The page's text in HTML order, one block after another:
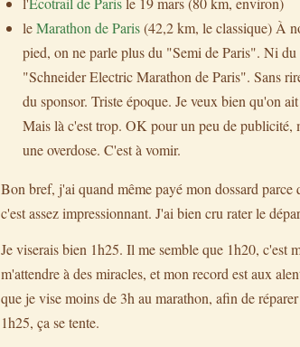
leMarathon de Paris(42,2 km, le classique) À
pied, on ne parle plus du "Semi de Paris". Ni
"Schneider Electric Marathon de Paris". Sans
du sponsor. Triste époque. Je veux bien qu'on
Mais là c'est trop. OK pour un peu de publicité,
une overdose. C'est à vomir.
Bon bref, j'ai quand même payé mon dossard
c'est assez impressionnant. J'ai bien cru rater le
Je viserais bien 1h25. Il me semble que 1h20, c'est
m'attendre à des miracles, et mon record est aux
que je vise moins de 3h au marathon, afin de
1h25, ça se tente.